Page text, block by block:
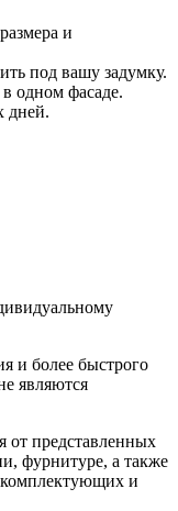
и
под вашу задумку.
одном фасаде.
дней.
и более быстрого
являются
от представленных
фурнитуре, а также
и